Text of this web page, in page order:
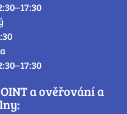
a ověřování a